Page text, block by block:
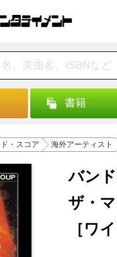
書籍
・スコア 海外アーティスト
バン
ザ・
［ワ